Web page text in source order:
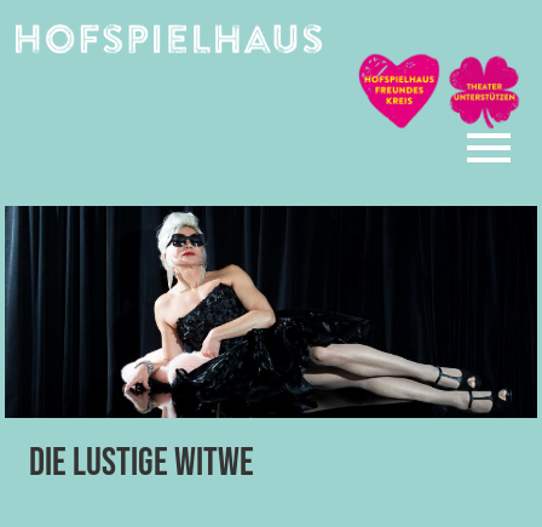
Die lustige Witwe